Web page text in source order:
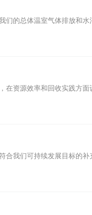
们的总体温室气体排放和水
在资源效率和回收实践方面
合我们可持续发展目标的补